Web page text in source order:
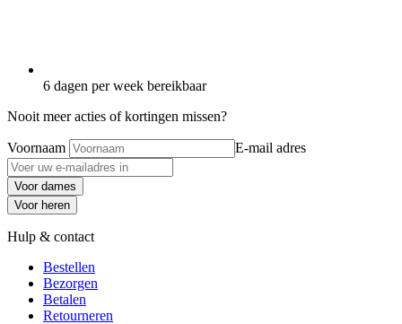
6 dagen per week bereikbaar
Nooit meer acties of kortingen missen?
Voornaam E-mail adres
Voor dames
Voor heren
Hulp & contact
Bestellen
Bezorgen
Betalen
Retourneren